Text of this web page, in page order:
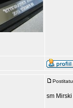
sm